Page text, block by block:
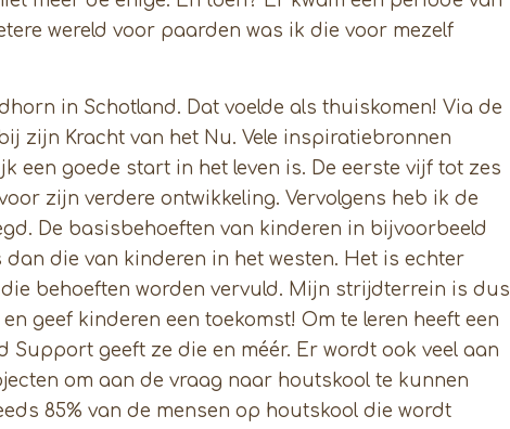
wereld voor paarden was ik die voor mezelf
in Schotland. Dat voelde als thuiskomen! Via de
zijn Kracht van het Nu. Vele inspiratiebronnen
een goede start in het leven is. De eerste vijf tot zes
zijn verdere ontwikkeling. Vervolgens heb ik de
De basisbehoeften van kinderen in bijvoorbeeld
die van kinderen in het westen. Het is echter
behoeften worden vervuld. Mijn strijdterrein is dus
geef kinderen een toekomst! Om te leren heeft een
Support geeft ze die en méér. Er wordt ook veel aan
om aan de vraag naar houtskool te kunnen
85% van de mensen op houtskool die wordt